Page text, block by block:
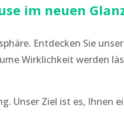
im neuen
Entdecken Sie
Wirklichkeit werden
Unser Ziel ist es, Ihnen